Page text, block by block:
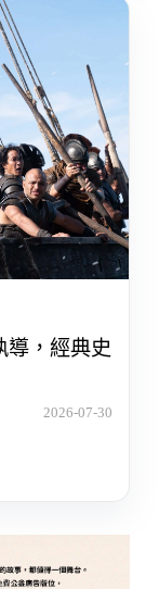
導，經典史
2026-07-30